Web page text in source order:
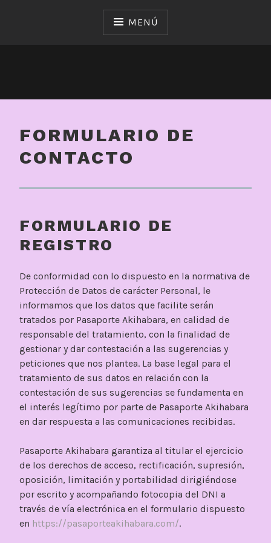
MENÚ
FORMULARIO DE
CONTACTO
FORMULARIO DE
REGISTRO
De conformidad con lo dispuesto en la normativa de
Protección de Datos de carácter Personal, le
informamos que los datos que facilite serán
tratados por Pasaporte Akihabara, en calidad de
responsable del tratamiento, con la finalidad de
gestionar y dar contestación a las sugerencias y
peticiones que nos plantea. La base legal para el
tratamiento de sus datos en relación con la
contestación de sus sugerencias se fundamenta en
el interés legítimo por parte de Pasaporte Akihabara
en dar respuesta a las comunicaciones recibidas.
Pasaporte Akihabara garantiza al titular el ejercicio
de los derechos de acceso, rectificación, supresión,
oposición, limitación y portabilidad dirigiéndose
por escrito y acompañando fotocopia del DNI a
través de vía electrónica en el formulario dispuesto
en https://pasaporteakihabara.com/.